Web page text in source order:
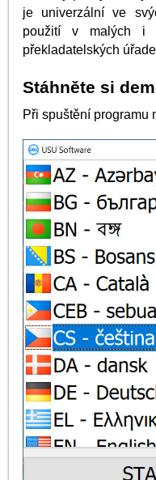
je univerzální ve
použití v malých i
překladatelských
Stáhněte si
Při spuštění programu